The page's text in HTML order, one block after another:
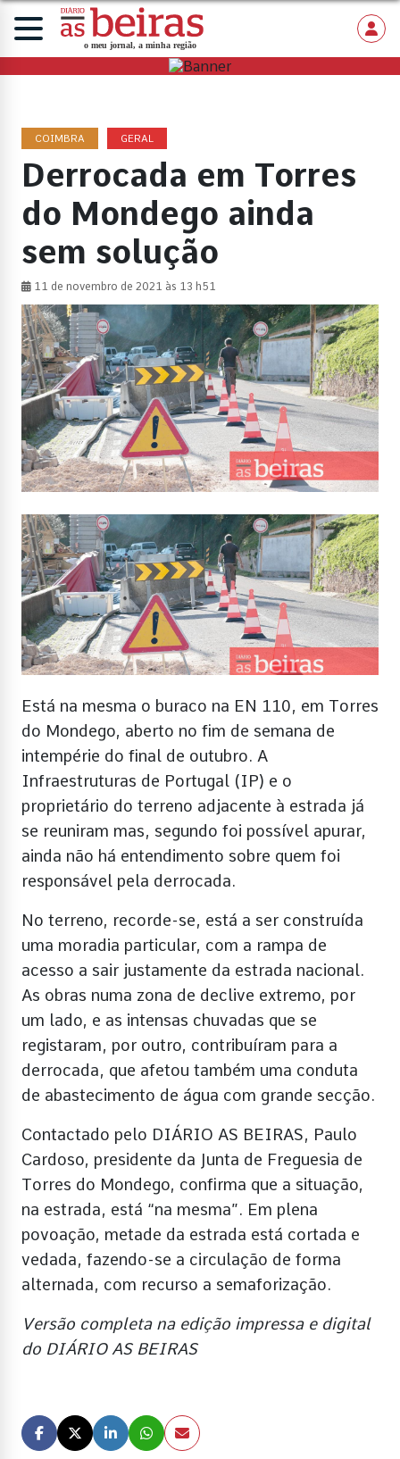
COIMBRA GERAL
Derrocada em Torres
do Mondego ainda
sem solução
11 de novembro de 2021 às 13 h51
Está na mesma o buraco na EN 110, em Torres
do Mondego, aberto no fim de semana de
intempérie do final de outubro. A
Infraestruturas de Portugal (IP) e o
proprietário do terreno adjacente à estrada já
se reuniram mas, segundo foi possível apurar,
ainda não há entendimento sobre quem foi
responsável pela derrocada.
No terreno, recorde-se, está a ser construída
uma moradia particular, com a rampa de
acesso a sair justamente da estrada nacional.
As obras numa zona de declive extremo, por
um lado, e as intensas chuvadas que se
registaram, por outro, contribuíram para a
derrocada, que afetou também uma conduta
de abastecimento de água com grande secção.
Contactado pelo DIÁRIO AS BEIRAS, Paulo
Cardoso, presidente da Junta de Freguesia de
Torres do Mondego, confirma que a situação,
na estrada, está “na mesma”. Em plena
povoação, metade da estrada está cortada e
vedada, fazendo-se a circulação de forma
alternada, com recurso a semaforização.
Versão completa na edição impressa e digital
do DIÁRIO AS BEIRAS